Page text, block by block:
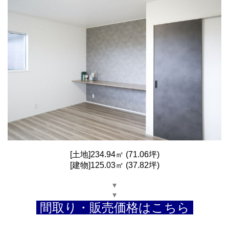
[土地]234.94㎡ (71.06坪)
[建物]125.03㎡ (37.82坪)
▾
▾
間取り・販売価格はこちら